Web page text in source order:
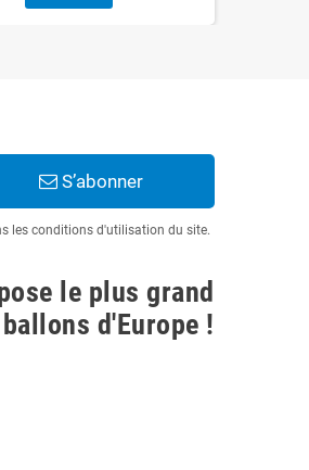
S’abonner
les conditions d'utilisation du site.
le plus grand
d'Europe !